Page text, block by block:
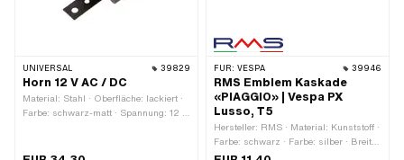
UNIVERSAL 39829
Horn 12 V AC / DC
Material: Stahl · Oberfläche: lackiert ·
Farbe: schwarz-matt · Spannung: 12 V
aussen: 76 mm · Ø
FÜR: VESPA 39946
RMS Emblem Kaskade
«PIAGGIO» | Vespa PX
Lusso, T5
Hersteller: RMS · Material: Kunststoff ·
Farbe: schwarz · Farbe: silber · Breite:
102 mm · Höhe: 13 mm · Dicke: 3 mm ·